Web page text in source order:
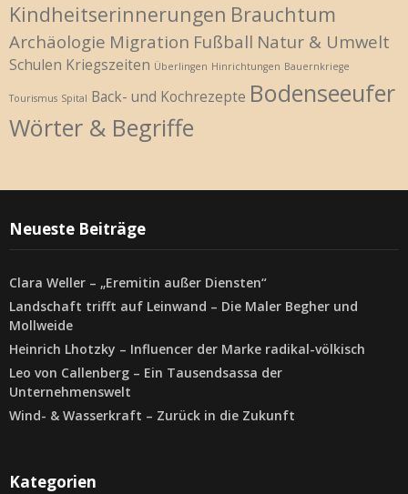
Kindheitserinnerungen Brauchtum
Archäologie Migration Fußball Natur & Umwelt
Schulen Kriegszeiten Überlingen Hinrichtungen Bauernkriege
Tourismus Spital Back- und Kochrezepte Bodenseeufer
Wörter & Begriffe
Neueste Beiträge
Clara Weller – „Eremitin außer Diensten“
Landschaft trifft auf Leinwand – Die Maler Begher und
Mollweide
Heinrich Lhotzky – Influencer der Marke radikal-völkisch
Leo von Callenberg – Ein Tausendsassa der
Unternehmenswelt
Wind- & Wasserkraft – Zurück in die Zukunft
Kategorien